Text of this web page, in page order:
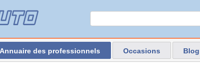
Annuaire des professionnels Occasions Blog